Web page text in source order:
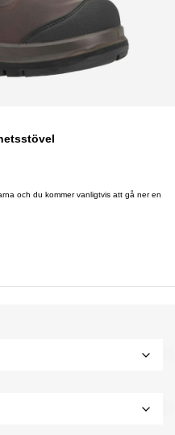
och du kommer vanligtvis att gå ner en